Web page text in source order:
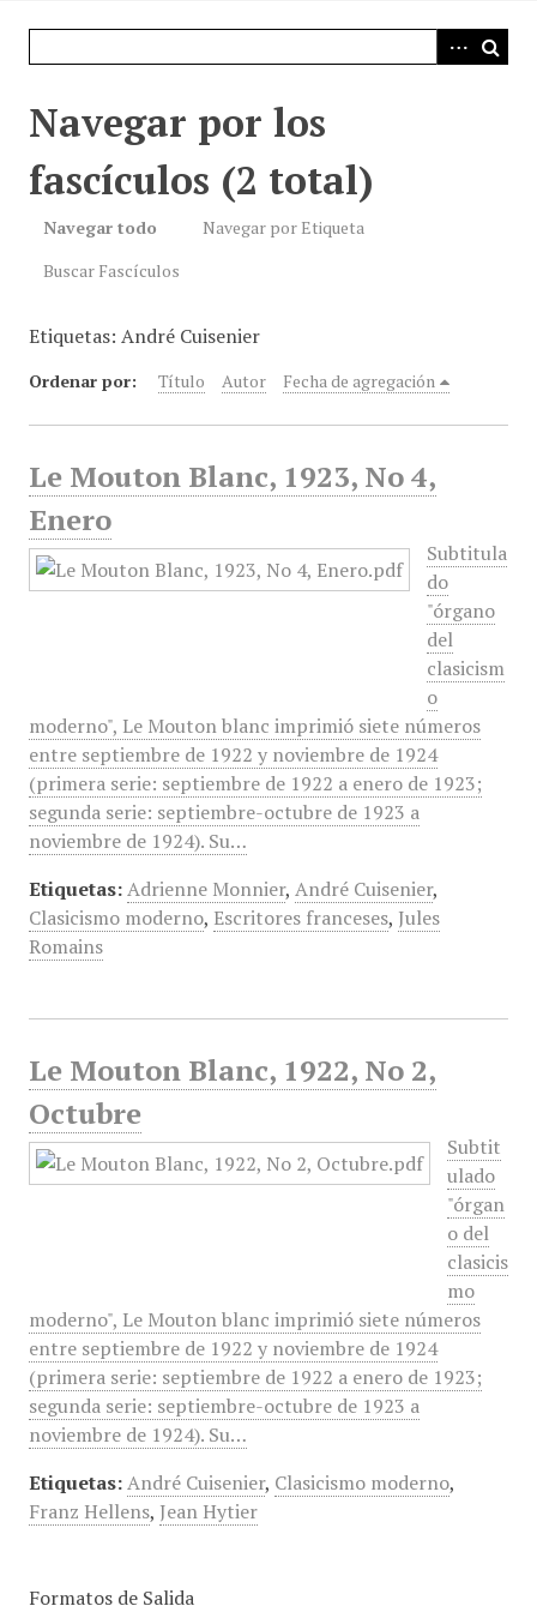
Navegar por los
fascículos (2 total)
Navegar todo
Navegar por Etiqueta
Buscar Fascículos
Etiquetas: André Cuisenier
Ordenar por: Título Autor Fecha de agregación
Le Mouton Blanc, 1923, No 4,
Enero
Subtitula
do
"órgano
del
clasicism
o
moderno", Le Mouton blanc imprimió siete números
entre septiembre de 1922 y noviembre de 1924
(primera serie: septiembre de 1922 a enero de 1923;
segunda serie: septiembre-octubre de 1923 a
noviembre de 1924). Su…
Etiquetas: Adrienne Monnier, André Cuisenier,
Clasicismo moderno, Escritores franceses, Jules
Romains
Le Mouton Blanc, 1922, No 2,
Octubre
Subtit
ulado
"órgan
o del
clasicis
mo
moderno", Le Mouton blanc imprimió siete números
entre septiembre de 1922 y noviembre de 1924
(primera serie: septiembre de 1922 a enero de 1923;
segunda serie: septiembre-octubre de 1923 a
noviembre de 1924). Su…
Etiquetas: André Cuisenier, Clasicismo moderno,
Franz Hellens, Jean Hytier
Formatos de Salida